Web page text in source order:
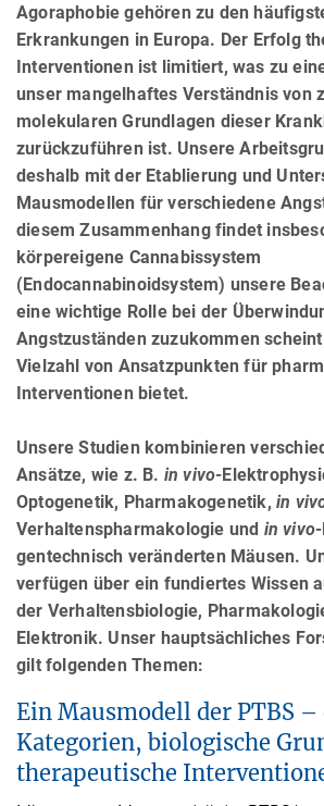
Agoraphobie gehören zu den
Erkrankungen in Europa. Der Erfolg
Interventionen ist limitiert, was zu
unser mangelhaftes Verständnis von
molekularen Grundlagen dieser
zurückzuführen ist. Unsere
deshalb mit der Etablierung und
Mausmodellen für verschiedene
diesem Zusammenhang findet
körpereigene Cannabissystem
(Endocannabinoidsystem) unsere
eine wichtige Rolle bei der
Angstzuständen zuzukommen
Vielzahl von Ansatzpunkten für
Interventionen bietet.
Unsere Studien kombinieren
Ansätze, wie z. B. in vivo-
Optogenetik, Pharmakogenetik, in
Verhaltenspharmakologie und in vivo
gentechnisch veränderten Mäusen.
verfügen über ein fundiertes Wissen
der Verhaltensbiologie,
Elektronik. Unser hauptsächliches
gilt folgenden Themen:
Ein Mausmodell der PTBS
Kategorien, biologische
therapeutische